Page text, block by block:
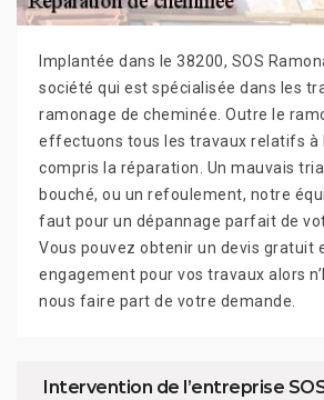
Implantée dans le 38200, SOS
société qui est spécialisée dans les
ramonage de cheminée. Outre le
effectuons tous les travaux relatifs à
compris la réparation. Un mauvais
bouché, ou un refoulement, notre
faut pour un dépannage parfait de
Vous pouvez obtenir un devis gratuit
engagement pour vos travaux alors
nous faire part de votre demande.
Intervention de l’entreprise